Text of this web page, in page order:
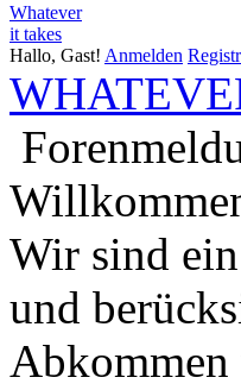
Whatever
it takes
Hallo, Gast! Anmelden
Wir sind
und
Abkommen